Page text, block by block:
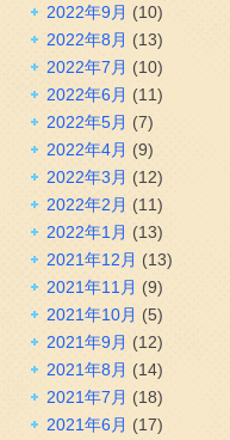
2022年9月 (10)
2022年8月 (13)
2022年7月 (10)
2022年6月 (11)
2022年5月 (7)
2022年4月 (9)
2022年3月 (12)
2022年2月 (11)
2022年1月 (13)
2021年12月 (13)
2021年11月 (9)
2021年10月 (5)
2021年9月 (12)
2021年8月 (14)
2021年7月 (18)
2021年6月 (17)